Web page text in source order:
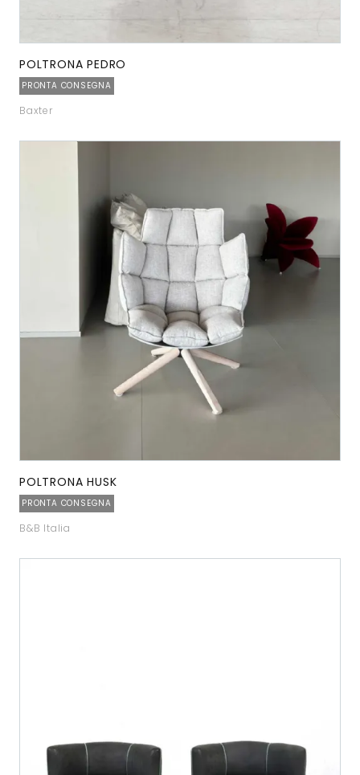
POLTRONA PEDRO
PRONTA CONSEGNA
Baxter
POLTRONA HUSK
PRONTA CONSEGNA
B&B Italia